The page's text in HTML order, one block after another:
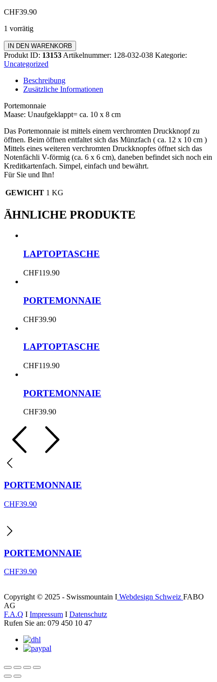
CHF39.90
1 vorrätig
Portemonnaie
Menge
IN DEN WARENKORB
Produkt ID: 13153 Artikelnummer: 128-032-038 Kategorie:
Uncategorized
Beschreibung
Zusätzliche Informationen
Portemonnaie
Maase: Unaufgeklappt= ca. 10 x 8 cm
Das Portemonnaie ist mittels einem verchromten Druckknopf zu
öffnen. Beim öffnen entfaltet sich das Münzfach ( ca. 12 x 10 cm )
Mittels eines weiteren verchromten Druckknopfes öffnet sich das
Notenfächli V-förmig (ca. 6 x 6 cm), daneben befindet sich noch ein
Kreditkartenfach. Simpel, einfach und bewährt.
Für Sie und Ihn!
GEWICHT 1 KG
ÄHNLICHE PRODUKTE
LAPTOPTASCHE
CHF119.90
PORTEMONNAIE
CHF39.90
LAPTOPTASCHE
CHF119.90
PORTEMONNAIE
CHF39.90
PORTEMONNAIE
CHF39.90
PORTEMONNAIE
CHF39.90
Copyright © 2025 - Swissmountain I Webdesign Schweiz FABO
AG
F.A.Q I Impressum I Datenschutz
Rufen Sie an: 079 450 10 47